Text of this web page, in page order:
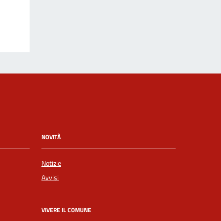
NOVITÀ
Notizie
Avvisi
VIVERE IL COMUNE